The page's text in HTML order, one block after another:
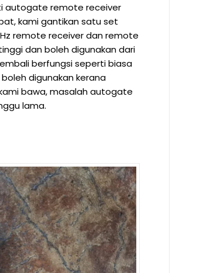
autogate remote receiver
kami gantikan satu set
remote receiver dan remote
dan boleh digunakan dari
berfungsi seperti biasa
digunakan kerana
bawa, masalah autogate
lama.